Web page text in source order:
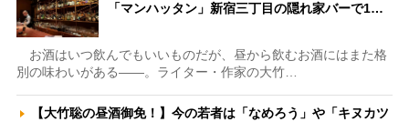
「マンハッタン」新宿三丁目の隠れ家バーで1…
お酒はいつ飲んでもいいものだが、昼から飲むお酒にはまた格
別の味わいがある――。ライター・作家の大竹…
【大竹聡の昼酒御免！】今の若者は「なめろう」や「キヌカツ